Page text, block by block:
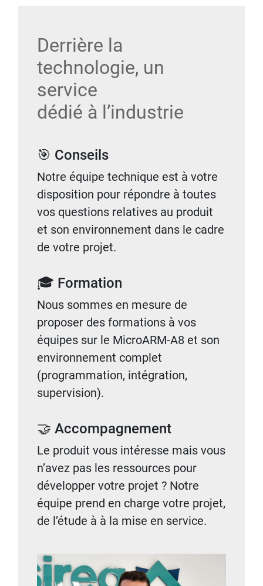
Derrière la
technologie, un
service
dédié à l’industrie
🎯 Conseils
Notre équipe technique est à votre
disposition pour répondre à toutes
vos questions relatives au produit
et son environnement dans le cadre
de votre projet.
🎓 Formation
Nous sommes en mesure de
proposer des formations à vos
équipes sur le MicroARM-A8 et son
environnement complet
(programmation, intégration,
supervision).
🤝 Accompagnement
Le produit vous intéresse mais vous
n’avez pas les ressources pour
développer votre projet ? Notre
équipe prend en charge votre projet,
de l’étude à à la mise en service.